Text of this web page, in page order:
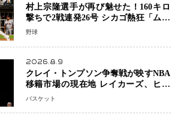
村上宗隆選手が再び魅せた！160キロ
撃ちで2戦連発26号 シカゴ熱狂「ムネ
はスターだ」米ファンの人気も急上昇
野球
2026.8.9
クレイ・トンプソン争奪戦が映すNBA
移籍市場の現在地 レイカーズ、ヒー
トが注目する36歳の名シューターをマ
バスケット